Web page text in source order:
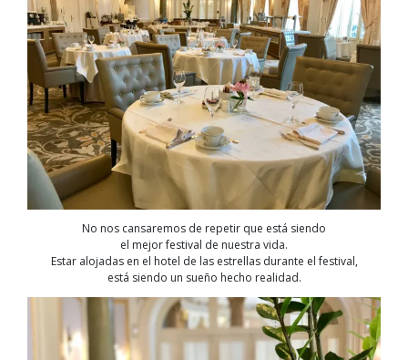
Almandoz
y
cócteles
en
el
Hotel
Maria
Cristina
No nos cansaremos de repetir que está siendo
el mejor festival de nuestra vida.
Estar alojadas en el hotel de las estrellas durante el festival,
está siendo un sueño hecho realidad.